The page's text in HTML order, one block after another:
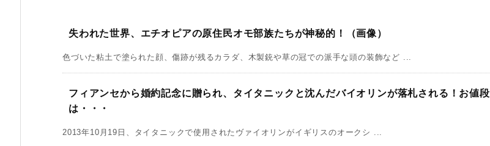
失われた世界、エチオピアの原住民オモ部族たちが神秘的！（画像）
色づいた粘土で塗られた顔、傷跡が残るカラダ、木製銃や草の冠での派手な頭の装飾など ...
フィアンセから婚約記念に贈られ、タイタニックと沈んだバイオリンが落札される！お値段
は・・・
2013年10月19日、タイタニックで使用されたヴァイオリンがイギリスのオークシ ...